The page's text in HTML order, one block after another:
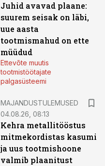
Juhid avavad plaane:
suurem seisak on läbi,
uue aasta
tootmismahud on ette
müüdud
Ettevõte muutis
tootmistöötajate
palgasüsteemi
MAJANDUSTULEMUSED
04.08.26, 08:13
Kehra metallitööstus
mitmekordistas kasumi
ja uus tootmishoone
valmib plaanitust